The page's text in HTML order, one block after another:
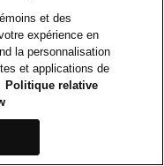
et des
expérience en
la personnalisation
et applications de
Politique relative